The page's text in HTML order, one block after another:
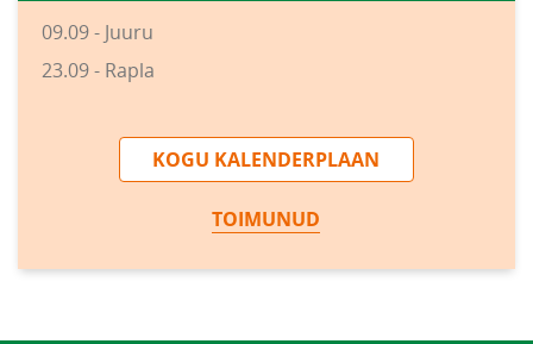
09.09 - Juuru
23.09 - Rapla
KOGU KALENDERPLAAN
TOIMUNUD